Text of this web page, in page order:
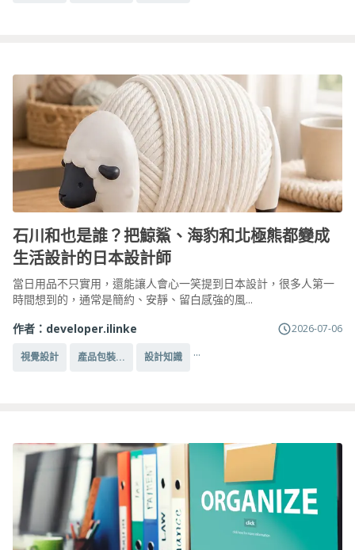
石川和也是誰？把鯨鯊、海豹和北極熊都變成
生活設計的日本設計師
當日用品不只實用，還能讓人會心一笑提到日本設計，很多人第一
時間想到的，通常是簡約、安靜、留白感強的風...
作者： developer.ilinke 2026-07-06
視覺設計 產品包裝... 設計知識 ...